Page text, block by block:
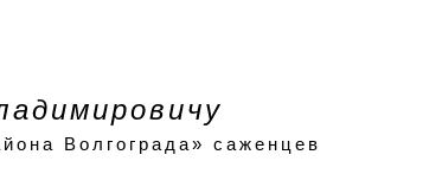
Волгограда» саженцев